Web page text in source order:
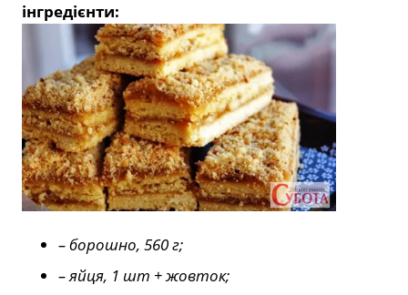
інгредієнти:
– борошно, 560 г;
– яйця, 1 шт + жовток;